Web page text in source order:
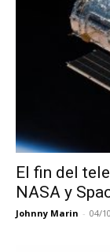
El fin del
NASA y
Johnny Marin - 04/